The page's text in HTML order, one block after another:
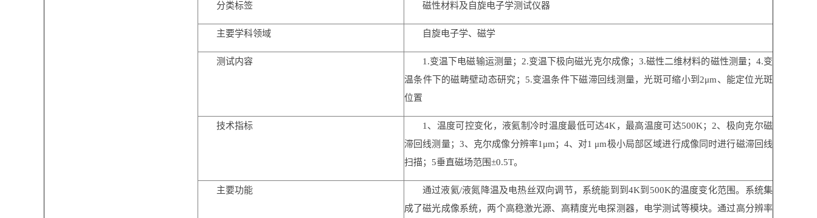
分类标签 磁性材料及自旋电子学测试仪器
主要学科领域 自旋电子学、磁学
测试内容
1.变温下电磁输运测量；2.变温下极向磁光克尔成像；3.磁性二维材料的磁性测量；4.变
温条件下的磁畴壁动态研究；5.变温条件下磁滞回线测量，光斑可缩小到2μm、能定位光斑
位置
技术指标
1、温度可控变化，液氦制冷时温度最低可达4K，最高温度可达500K；2、极向克尔磁
滞回线测量；3、克尔成像分辨率1μm；4、对1 μm极小局部区域进行成像同时进行磁滞回线
扫描；5垂直磁场范围±0.5T。
主要功能
通过液氦/液氮降温及电热丝双向调节，系统能到到4K到500K的温度变化范围。系统集
成了磁光成像系统，两个高稳激光源、高精度光电探测器，电学测试等模块。通过高分辨率